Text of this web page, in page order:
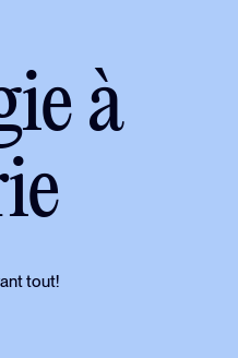
à
tout!